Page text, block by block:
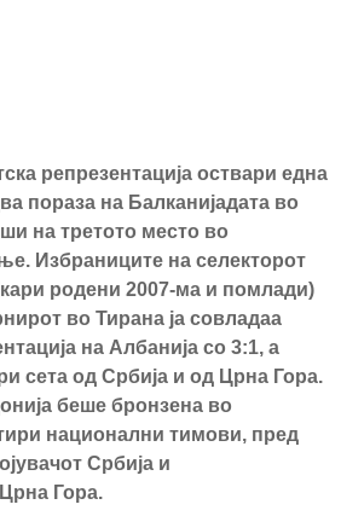
репрезентација оствари една
пораза на Балканијадата во
на третото место во
Избраниците на селекторот
родени 2007-ма и помлади)
во Тирана ја совладаа
на Албанија со 3:1, а
сета од Србија и од Црна Гора.
беше бронзена во
национални тимови, пред
Србија и
Гора.